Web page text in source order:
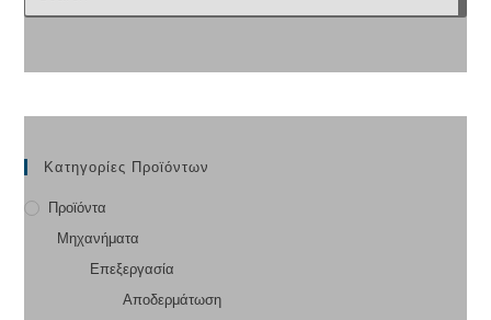
Κατηγορίες Προϊόντων
Προϊόντα
Μηχανήματα
Επεξεργασία
Αποδερμάτωση